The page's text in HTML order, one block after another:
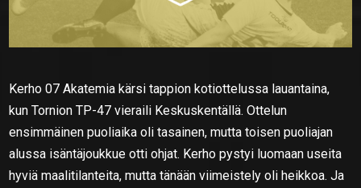
Kerho 07 Akatemia kärsi tappion kotiottelussa lauantaina,
kun Tornion TP-47 vieraili Keskuskentällä. Ottelun
ensimmäinen puoliaika oli tasainen, mutta toisen puoliajan
alussa isäntäjoukkue otti ohjat. Kerho pystyi luomaan useita
hyviä maalitilanteita, mutta tänään viimeistely oli heikkoa. Ja